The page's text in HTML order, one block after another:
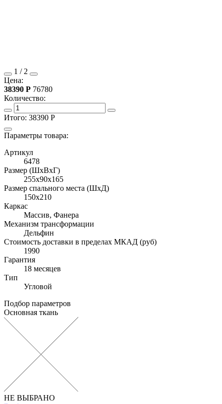
1 / 2
Цена:
38390 Р 76780
Количество:
Итого: 38390 Р
Параметры товара:
Артикул
6478
Размер (ШхВхГ)
255x90x165
Размер спального места (ШхД)
150x210
Каркас
Массив, Фанера
Механизм трансформации
Дельфин
Стоимость доставки в пределах МКАД (руб)
1990
Гарантия
18 месяцев
Тип
Угловой
Подбор параметров
Основная ткань
НЕ ВЫБРАНО